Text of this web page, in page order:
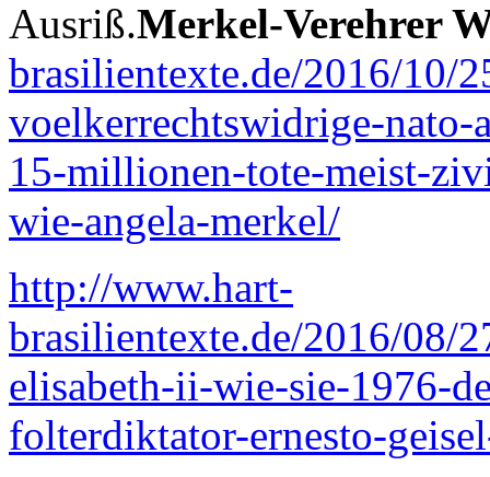
Ausriß.Merkel-Verehrer
brasilientexte.de/2016/10/
voelkerrechtswidrige-nato-
15-millionen-tote-meist-
wie-angela-merkel/
http://www.hart-
brasilientexte.de/2016/08/
elisabeth-ii-wie-sie-1976-
folterdiktator-ernesto-